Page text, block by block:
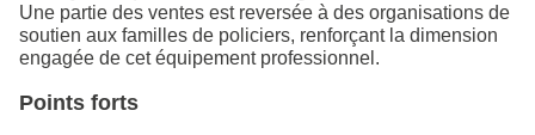
Une partie des ventes est reversée à des organisations de
soutien aux familles de policiers, renforçant la dimension
engagée de cet équipement professionnel.
Points forts